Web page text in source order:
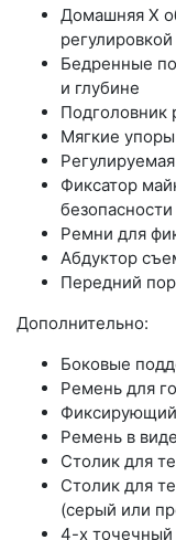
Домашняя X
Бедренные
и глубине
Подголовник
Мягкие
Фиксатор
безопасности
Ремни для
Абдуктор
Передний
Дополнительно:
Боковые
Ремень для
Ремень в
Столик для
Столик для
(серый или
4-х